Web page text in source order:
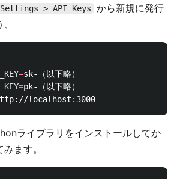
Settings > API Keys
から新規に発行
=
=
ライブラリをインストールしてか
ます。